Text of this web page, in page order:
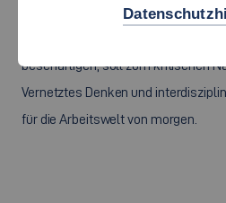
Hochschule Esslingen. Die
beschäftigen, soll zum kritischen
Vernetztes Denken und
für die Arbeitswelt von morgen.